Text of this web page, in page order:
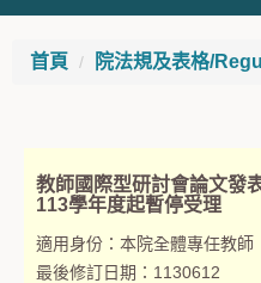
首頁 院法規及表格/
教師國際型研討會論文發
113學年度起暫停受理
適用身份： 本院全體專任教師
最後修訂日期： 1130612